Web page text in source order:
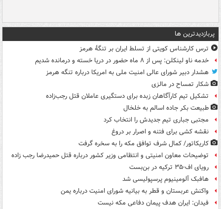
پربازدیدترین ها
ترس کارشناس کویتی از تسلط ایران بر تنگۀ هرمز
خدمه ناو لینکلن: پس از ۸ ماه حضور در دریا خسته و درمانده‌ شدیم
هشدار دبیر شورای عالی امنیت ملی به امریکا درباره تنگه هرمز
شکار تمساح در مالزی
تشکیل تیم کارآگاهان زبده برای دستگیری عاملان قتل رجب‌زاده
طبیعت بکر جاده اسالم به خلخال
مجتبی جباری تیم جدیدش را انتخاب کرد
نقشه کشی برای فتنه و اصرار بر دروغ
کاریکاتور/ کمال شرف توافق مکه را به سخره گرفت
توضیحات معاون امنیتی و انتظامی وزیر کشور درباره قتل حمیدرضا رجب زاده
رویای اف-۳۵ ترکیه در بن‌بست
هافبک آلومینیوم پرسپولیسی شد
واکنش عربستان و قطر به بیانیه شورای امنیت درباره یمن
فیدان: ایران هدف پیمان دفاعی مکه نیست